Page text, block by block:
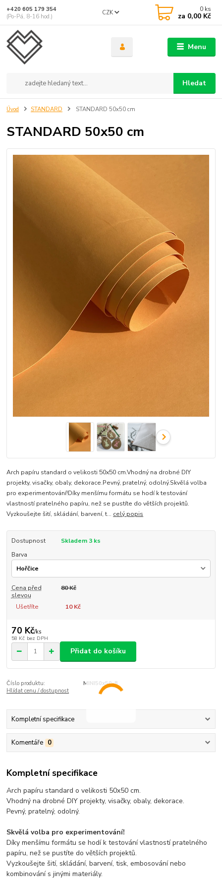
Menu
CZK
Hledat
+420 605 179 354
(Po-Pá, 8-16 hod.)
0 ks
za 0,00 Kč
Úvod STANDARD STANDARD 50x50 cm
STANDARD 50x50 cm
Arch papíru standard o velikosti 50x50 cm.Vhodný na drobné DIY
projekty, visačky, obaly, dekorace.Pevný, pratelný, odolný.Skvělá volba
pro experimentování!Díky menšímu formátu se hodí k testování
vlastností pratelného papíru, než se pustíte do větších projektů.
Vyzkoušejte šití, skládání, barvení, t... celý popis
Dostupnost
Skladem 3 ks
Barva
Cena před
slevou
80 Kč
Ušetříte 10 Kč
70 Kč/ks
58 Kč bez DPH
Přidat do košíku
Číslo produktu:
MINI50x50-8
Hlídat cenu / dostupnost
Kompletní specifikace
Komentáře 0
Kompletní specifikace
Arch papíru standard o velikosti 50x50 cm.
Vhodný na drobné DIY projekty, visačky, obaly, dekorace.
Pevný, pratelný, odolný.
Skvělá volba pro experimentování!
Díky menšímu formátu se hodí k testování vlastností pratelného
papíru, než se pustíte do větších projektů.
Vyzkoušejte šití, skládání, barvení, tisk, embosování nebo
kombinování s jinými materiály.